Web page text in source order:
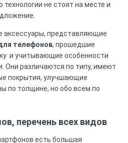
технологии не стоят на месте и
аксессуары, представляющие
телефонов, прошедшие
и учитывающие особенности
Они различаются по типу, имеют
покрытия, улучшающие
по толщине, но обо всем по
перечень всех видов
есть большая